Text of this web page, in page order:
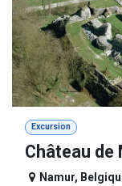
Excursion
Château de
Namur,